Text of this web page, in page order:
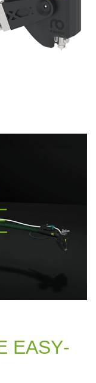
EASY­